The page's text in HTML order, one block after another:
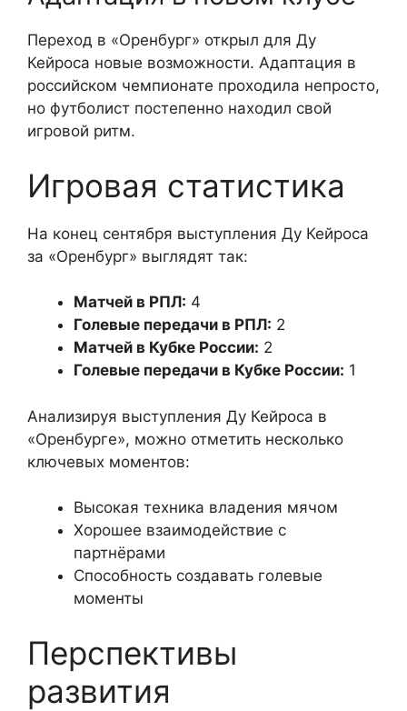
Переход в «Оренбург» открыл для Ду
Кейроса новые возможности. Адаптация в
российском чемпионате проходила непросто,
но футболист постепенно находил свой
игровой ритм.
Игровая статистика
На конец сентября выступления Ду Кейроса
за «Оренбург» выглядят так:
Матчей в РПЛ: 4
Голевые передачи в РПЛ: 2
Матчей в Кубке России: 2
Голевые передачи в Кубке России: 1
Анализируя выступления Ду Кейроса в
«Оренбурге», можно отметить несколько
ключевых моментов:
Высокая техника владения мячом
Хорошее взаимодействие с
партнёрами
Способность создавать голевые
моменты
Перспективы
развития